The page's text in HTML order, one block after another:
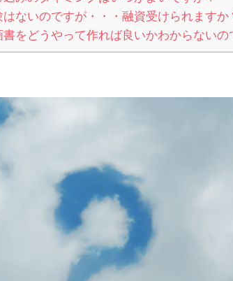
ないのですが・・・融資受けられますか
をどうやって作れば良いかわからないの